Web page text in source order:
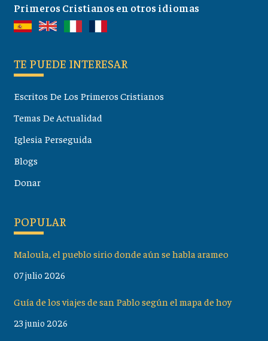
Primeros Cristianos en otros idiomas
TE PUEDE INTERESAR
Escritos De Los Primeros Cristianos
Temas De Actualidad
Iglesia Perseguida
Blogs
Donar
POPULAR
Maloula, el pueblo sirio donde aún se habla arameo
07 julio 2026
Guía de los viajes de san Pablo según el mapa de hoy
23 junio 2026